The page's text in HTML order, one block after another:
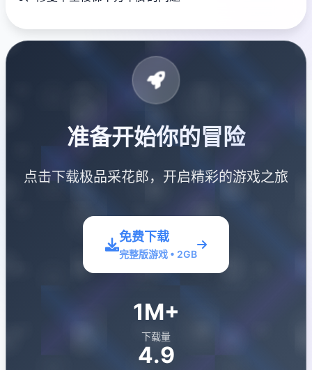
准备开始你的冒险
点击下载极品采花郎，开启精彩的游戏之旅
免费下载
完整版游戏 • 2GB
1M+
下载量
4.9